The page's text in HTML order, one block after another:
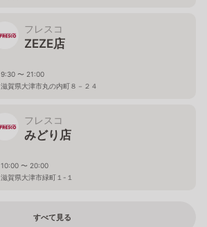
フレスコ
ZEZE店
9:30 〜 21:00
滋賀県大津市丸の内町８－２４
フレスコ
みどり店
10:00 〜 20:00
滋賀県大津市緑町１-１
すべて見る